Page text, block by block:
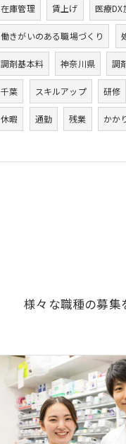
在庫管理 賃上げ 医療DX
働きがいのある職場づくり
調剤基本料 神奈川県 調
千葉 スキルアップ 研修
休暇 通勤 残業 かか
様々な職種の募集